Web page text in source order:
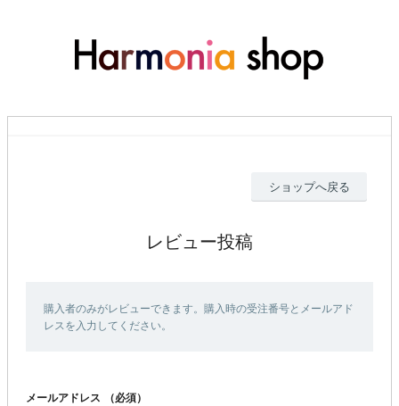
ショップへ戻る
レビュー投稿
購入者のみがレビューできます。購入時の受注番号とメールアド
レスを入力してください。
メールアドレス （必須）